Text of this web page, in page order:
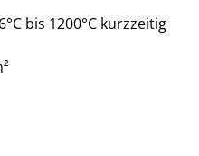
bis 1200°C kurzzeitig